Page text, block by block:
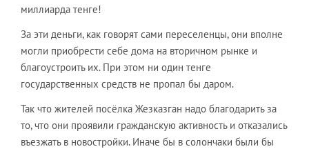
миллиарда тенге!
За эти деньги, как говорят сами переселенцы, они вполне
могли приобрести себе дома на вторичном рынке и
благоустроить их. При этом ни один тенге
государственных средств не пропал бы даром.
Так что жителей посёлка Жезказган надо благодарить за
то, что они проявили гражданскую активность и отказались
въезжать в новостройки. Иначе бы в солончаки были бы